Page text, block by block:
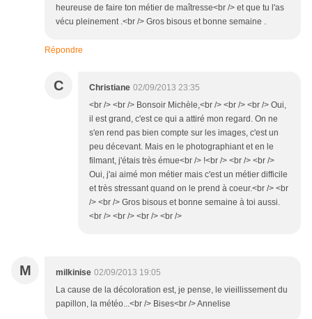
heureuse de faire ton métier de maîtresse<br /> et que tu l'as
vécu pleinement .<br /> Gros bisous et bonne semaine .
Répondre
C Christiane 02/09/2013 23:35
<br /> <br /> Bonsoir Michèle,<br /> <br /> <br /> Oui,
il est grand, c'est ce qui a attiré mon regard. On ne
s'en rend pas bien compte sur les images, c'est un
peu décevant. Mais en le photographiant et en le
filmant, j'étais très émue<br /> !<br /> <br /> <br />
Oui, j'ai aimé mon métier mais c'est un métier difficile
et très stressant quand on le prend à coeur.<br /> <br
/> <br /> Gros bisous et bonne semaine à toi aussi.
<br /> <br /> <br /> <br />
M milkinise 02/09/2013 19:05
La cause de la décoloration est, je pense, le vieillissement du
papillon, la météo...<br /> Bises<br /> Annelise